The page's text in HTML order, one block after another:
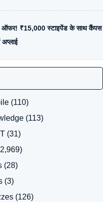
ऑफर! ₹15,000 स्टाइपेंड के साथ कैंपस
(110)
(113)
(31)
(28)
(3)
(126)